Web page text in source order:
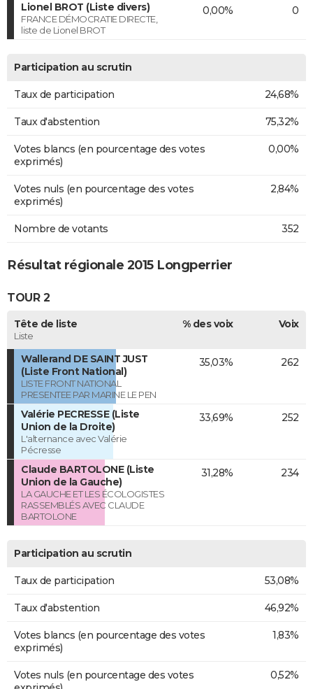
Lionel BROT (Liste divers)
FRANCE DÉMOCRATIE DIRECTE,
liste de Lionel BROT
0,00% 0
Participation au scrutin
Taux de participation 24,68%
Taux d'abstention 75,32%
Votes blancs (en pourcentage des votes
exprimés)
0,00%
Votes nuls (en pourcentage des votes
exprimés)
2,84%
Nombre de votants 352
Résultat régionale 2015 Longperrier
TOUR 2
Tête de liste
Liste
% des voix Voix
Wallerand DE SAINT JUST
(Liste Front National)
LISTE FRONT NATIONAL
PRESENTEE PAR MARINE LE PEN
35,03% 262
Valérie PECRESSE (Liste
Union de la Droite)
L'alternance avec Valérie
Pécresse
33,69% 252
Claude BARTOLONE (Liste
Union de la Gauche)
LA GAUCHE ET LES ÉCOLOGISTES
RASSEMBLÉS AVEC CLAUDE
BARTOLONE
31,28% 234
Participation au scrutin
Taux de participation 53,08%
Taux d'abstention 46,92%
Votes blancs (en pourcentage des votes
exprimés)
1,83%
Votes nuls (en pourcentage des votes
0,52%